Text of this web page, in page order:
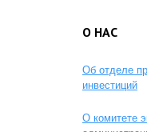
О НАС
Об отделе
инвестиций
О комитете